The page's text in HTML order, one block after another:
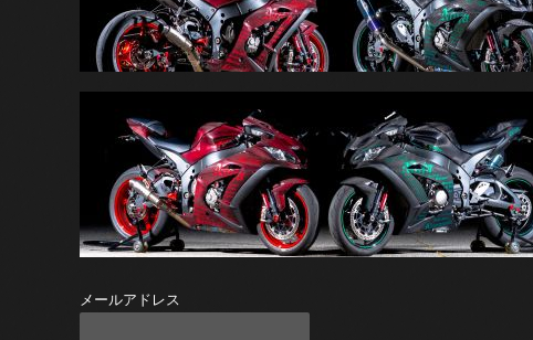
メールアドレス